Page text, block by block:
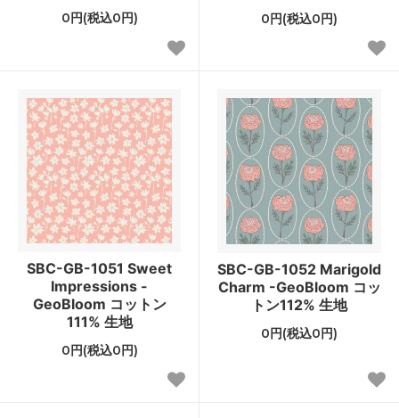
0円(税込0円) 0円(税込0円)
SBC-GB-1051 Sweet
Impressions -
GeoBloom コットン
111% 生地
0円(税込0円)
SBC-GB-1052 Marigold
Charm -GeoBloom コッ
トン112% 生地
0円(税込0円)